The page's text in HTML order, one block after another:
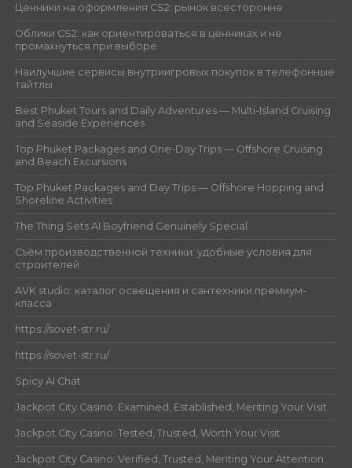
Ценники на оформления CS2: рынок всесторонне
Облики CS2: как ориентироваться в ценниках и не
промахнуться при выборе
Наилучшие сервисы внутриигровых покупок в телефонные
тайтлы
Best Phuket Tours and Daily Adventures — Multi-Island Cruising
and Seaside Experiences
Top Phuket Packages and One-Day Trips — Offshore Cruising
and Beach Excursions
Top Phuket Packages and Day Trips — Offshore Hopping and
Shoreline Activities
The Thing Sets AI Boyfriend Genuinely Special
Съём производственной техники: удобные условия для
строителей
AVK studio: каталог освещения и сантехники премиум-
класса
https://sovet-str.ru/
https://sovet-str.ru/
Spicy AI Chat
Jackpot City Casino: Examined, Established, Meriting Your Visit
Jackpot City Casino: Tested, Trusted, Worth Your Visit
Jackpot City Casino: Verified, Trusted, Meriting Your Attention